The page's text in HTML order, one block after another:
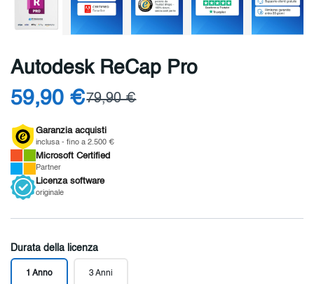
Autodesk ReCap Pro
59,90 €79,90 €
Garanzia acquisti
inclusa - fino a 2.500 €
Microsoft Certified
Partner
Licenza software
originale
Durata della licenza
1 Anno 3 Anni